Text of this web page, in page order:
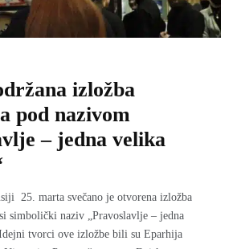
izložba
pod nazivom
– jedna velika
25. marta svečano je otvorena izložba
simbolički naziv „Pravoslavlјe – jedna
tvorci ove izložbe bili su Eparhija